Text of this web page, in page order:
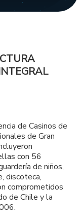
de Casinos de
de Gran
con 56
de niños,
discoteca,
comprometidos
de Chile y la